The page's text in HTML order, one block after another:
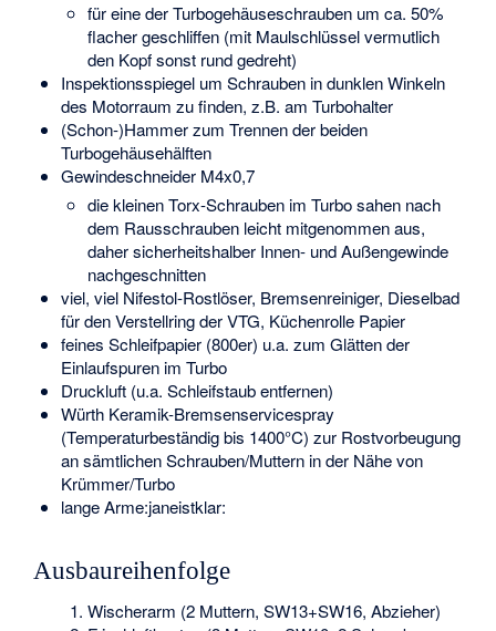
für eine der Turbogehäuseschrauben um ca. 50%
flacher geschliffen (mit Maulschlüssel vermutlich
den Kopf sonst rund gedreht)
Inspektionsspiegel um Schrauben in dunklen Winkeln
des Motorraum zu finden, z.B. am Turbohalter
(Schon-)Hammer zum Trennen der beiden
Turbogehäusehälften
Gewindeschneider M4x0,7
die kleinen Torx-Schrauben im Turbo sahen nach
dem Rausschrauben leicht mitgenommen aus,
daher sicherheitshalber Innen- und Außengewinde
nachgeschnitten
viel, viel Nifestol-Rostlöser, Bremsenreiniger, Dieselbad
für den Verstellring der VTG, Küchenrolle Papier
feines Schleifpapier (800er) u.a. zum Glätten der
Einlaufspuren im Turbo
Druckluft (u.a. Schleifstaub entfernen)
Würth Keramik-Bremsenservicespray
(Temperaturbeständig bis 1400°C) zur Rostvorbeugung
an sämtlichen Schrauben/Muttern in der Nähe von
Krümmer/Turbo
lange Arme:janeistklar:
Ausbaureihenfolge
Wischerarm (2 Muttern, SW13+SW16, Abzieher)